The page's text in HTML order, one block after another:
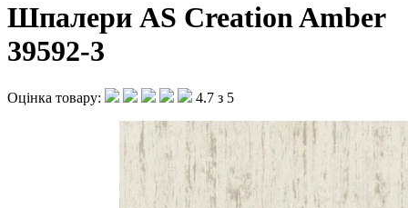
Шпалери AS Creation Amber
39592-3
Оцінка товару: 4.7 з 5